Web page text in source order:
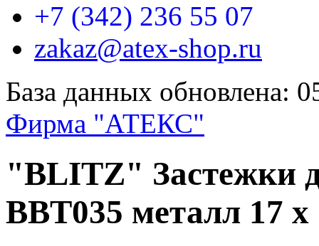
+7 (342) 236 55 07
zakaz@atex-shop.ru
База данных обновлена:
Фирма "АТЕКС"
"BLITZ" Застежки
BBT035 металл 17